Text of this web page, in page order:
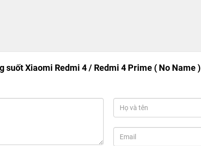
suốt Xiaomi Redmi 4 / Redmi 4 Prime ( No Name )